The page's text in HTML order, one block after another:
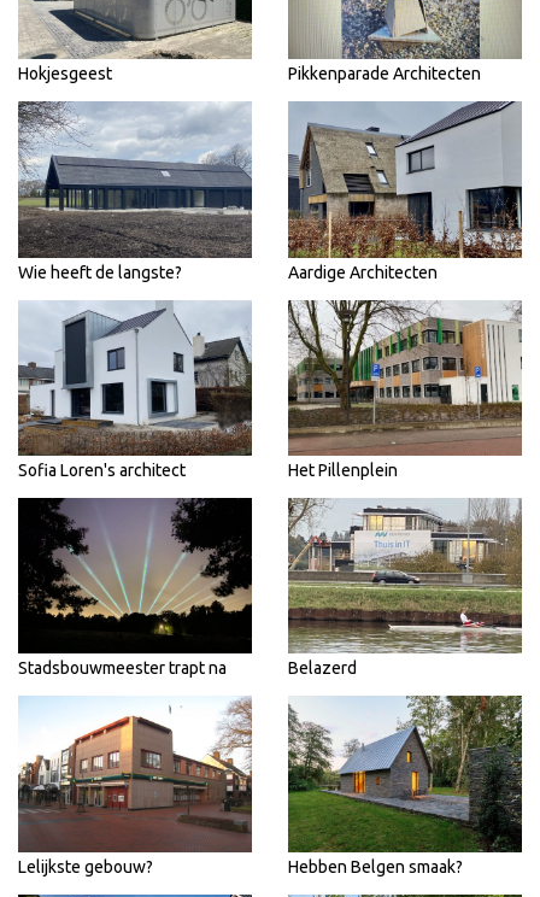
Hokjesgeest Pikkenparade Architecten
Wie heeft de langste? Aardige Architecten
Sofia Loren's architect Het Pillenplein
Stadsbouwmeester trapt na Belazerd
Lelijkste gebouw? Hebben Belgen smaak?